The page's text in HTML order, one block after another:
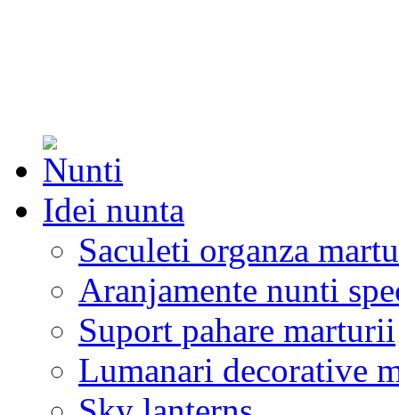
Idei nunta
Saculeti organza
Aranjamente nunti
Suport pahare marturii
Lumanari decorative